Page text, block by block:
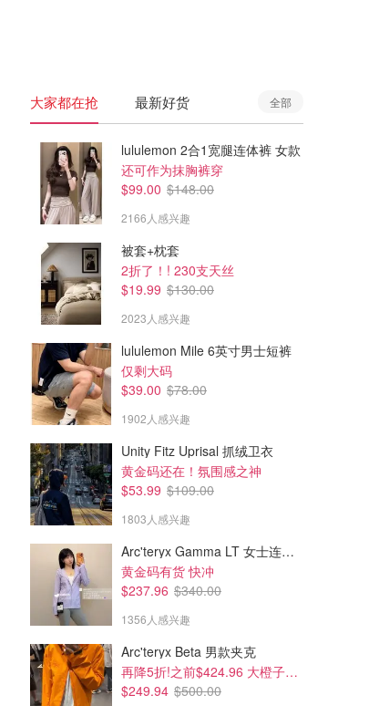
大家都在抢 最新好货 全部
lululemon 2合1宽腿连体裤 女款
还可作为抹胸裤穿
$99.00 $148.00
2166人感兴趣
被套+枕套
2折了！! 230支天丝
$19.99 $130.00
2023人感兴趣
lululemon Mile 6英寸男士短裤
仅剩大码
$39.00 $78.00
1902人感兴趣
Unity Fitz Uprisal 抓绒卫衣
黄金码还在！氛围感之神
$53.99 $109.00
1803人感兴趣
Arc'teryx Gamma LT 女士连帽夹克
黄金码有货 快冲
$237.96 $340.00
1356人感兴趣
Arc'teryx Beta 男款夹克
再降5折!之前$424.96 大橙子好显白 蹲补
$249.94 $500.00